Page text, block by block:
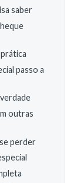
saber
passo a
outras
perder